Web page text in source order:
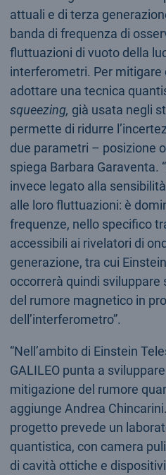
attuali e di terza
banda di frequenza di
fluttuazioni di vuoto della
interferometri. Per mitigare
adottare una tecnica
squeezing, già usata negli
permette di ridurre
due parametri – posizione
spiega Barbara Garaventa.
invece legato alla
alle loro fluttuazioni: è
frequenze, nello specifico
accessibili ai rivelatori di
generazione, tra cui
occorrerà quindi
del rumore magnetico in
dell’interferometro”.
“Nell’ambito di Einstein
GALILEO punta a
mitigazione del rumore
aggiunge Andrea
progetto prevede un
quantistica, con camera
di cavità ottiche e